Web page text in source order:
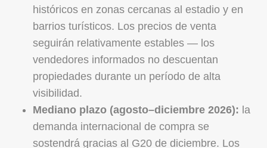
históricos en zonas cercanas al estadio y en
barrios turísticos. Los precios de venta
seguirán relativamente estables — los
vendedores informados no descuentan
propiedades durante un período de alta
visibilidad.
Mediano plazo (agosto–diciembre 2026): la
demanda internacional de compra se
sostendrá gracias al G20 de diciembre. Los